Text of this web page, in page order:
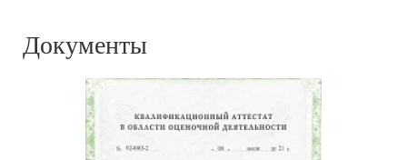
Документы